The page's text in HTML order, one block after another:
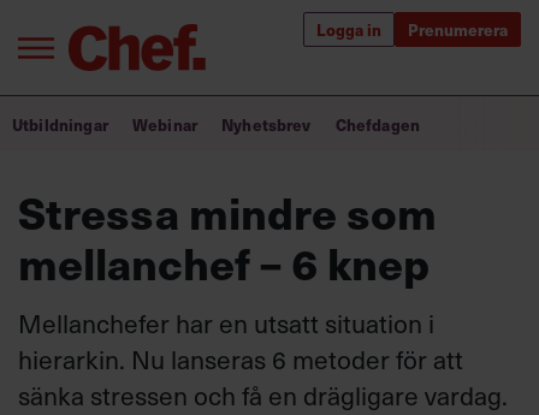
Logga in Prenumerera
Bra ledare förändrar världen
Utbildning för ledare
Chefakademin+
Populära utbildningar
Utbildningar Webinar Nyhetsbrev Chefdagen
Stressa mindre som
mellanchef – 6 knep
Mellanchefer har en utsatt situation i
hierarkin. Nu lanseras 6 metoder för att
sänka stressen och få en drägligare vardag.